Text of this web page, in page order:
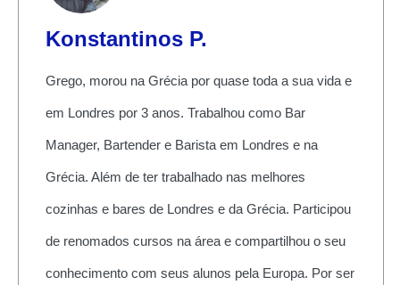
Konstantinos P.
Grego, morou na Grécia por quase toda a sua vida e
em Londres por 3 anos. Trabalhou como Bar
Manager, Bartender e Barista em Londres e na
Grécia. Além de ter trabalhado nas melhores
cozinhas e bares de Londres e da Grécia. Participou
de renomados cursos na área e compartilhou o seu
conhecimento com seus alunos pela Europa. Por ser